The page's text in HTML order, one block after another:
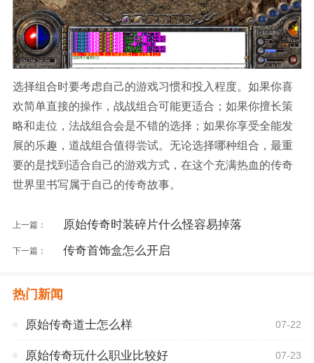
选择组合时要考虑自己的游戏习惯和投入程度。如果你喜
欢简单直接的操作，战战组合可能更适合；如果你擅长策
略和走位，法战组合会是不错的选择；如果你享受全能发
展的乐趣，道战组合值得尝试。无论选择哪种组合，最重
要的是找到适合自己的游戏方式，在这个充满热血的传奇
世界里书写属于自己的传奇故事。
上一篇： 原始传奇时装碎片什么怪容易掉落
下一篇： 传奇首饰盒怎么开启
热门新闻
原始传奇道士怎么样 07-22
原始传奇玩什么职业比较好 07-23